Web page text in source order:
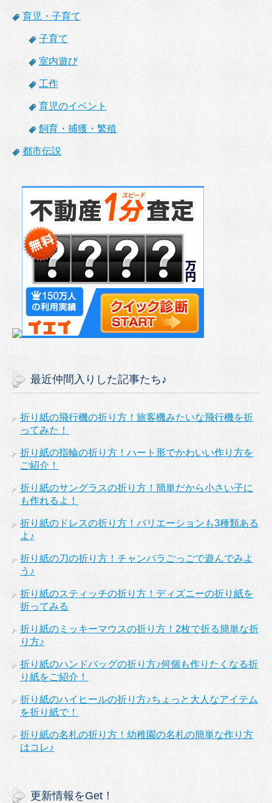
育児・子育て
子育て
室内遊び
工作
育児のイベント
飼育・捕獲・繁殖
都市伝説
最近仲間入りした記事たち♪
折り紙の飛行機の折り方！旅客機みたいな飛行機を折
ってみた！
折り紙の指輪の折り方！ハート形でかわいい作り方を
ご紹介！
折り紙のサングラスの折り方！簡単だから小さい子に
も作れるよ！
折り紙のドレスの折り方！バリエーションも3種類ある
よ♪
折り紙の刀の折り方！チャンバラごっごで遊んでみよ
う♪
折り紙のスティッチの折り方！ディズニーの折り紙を
折ってみる
折り紙のミッキーマウスの折り方！2枚で折る簡単な折
り方♪
折り紙のハンドバッグの折り方♪何個も作りたくなる折
り紙をご紹介！
折り紙のハイヒールの折り方♪ちょっと大人なアイテム
を折り紙で！
折り紙の名札の折り方！幼稚園の名札の簡単な作り方
はコレ♪
更新情報をGet！